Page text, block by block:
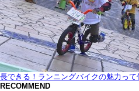
長できる！ランニングバイクの魅力って
RECOMMEND